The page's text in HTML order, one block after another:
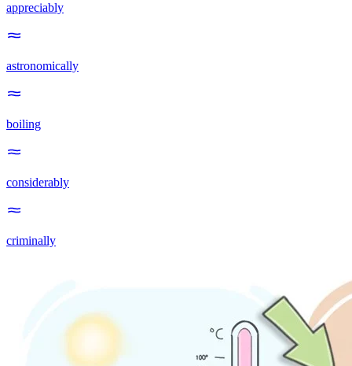
appreciably
astronomically
boiling
considerably
criminally